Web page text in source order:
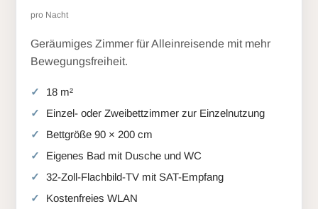
pro Nacht
Geräumiges Zimmer für Alleinreisende mit mehr
Bewegungsfreiheit.
18 m²
Einzel- oder Zweibettzimmer zur Einzelnutzung
Bettgröße 90 × 200 cm
Eigenes Bad mit Dusche und WC
32-Zoll-Flachbild-TV mit SAT-Empfang
Kostenfreies WLAN